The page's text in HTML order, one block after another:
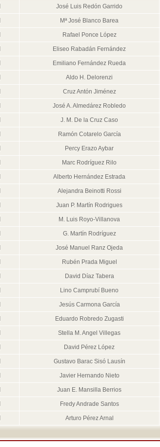
José Luis Redón Garrido
Mª José Blanco Barea
Rafael Ponce López
Eliseo Rabadán Fernández
Emiliano Fernández Rueda
Aldo H. Delorenzi
Cruz Antón Jiménez
José A. Almedárez Robledo
J. M. De la Cruz Caso
Ramón Cotarelo García
Percy Erazo Aybar
Marc Rodríguez Rilo
Alberto Hernández Estrada
Alejandra Beinotti Rossi
Juan P. Martín Rodrigues
M. Luis Royo-Villanova
G. Martín Rodríguez
José Manuel Ranz Ojeda
Rubén Prada Miguel
David Díaz Tabera
Lino Camprubí Bueno
Jesús Carmona García
Eduardo Robredo Zugasti
Stella M. Angel Villegas
David Pérez López
Gustavo Barac Sisó Lausín
Javier Hernando Nieto
Juan E. Mansilla Berrios
Fredy Andrade Santos
Arturo Pérez Arnal